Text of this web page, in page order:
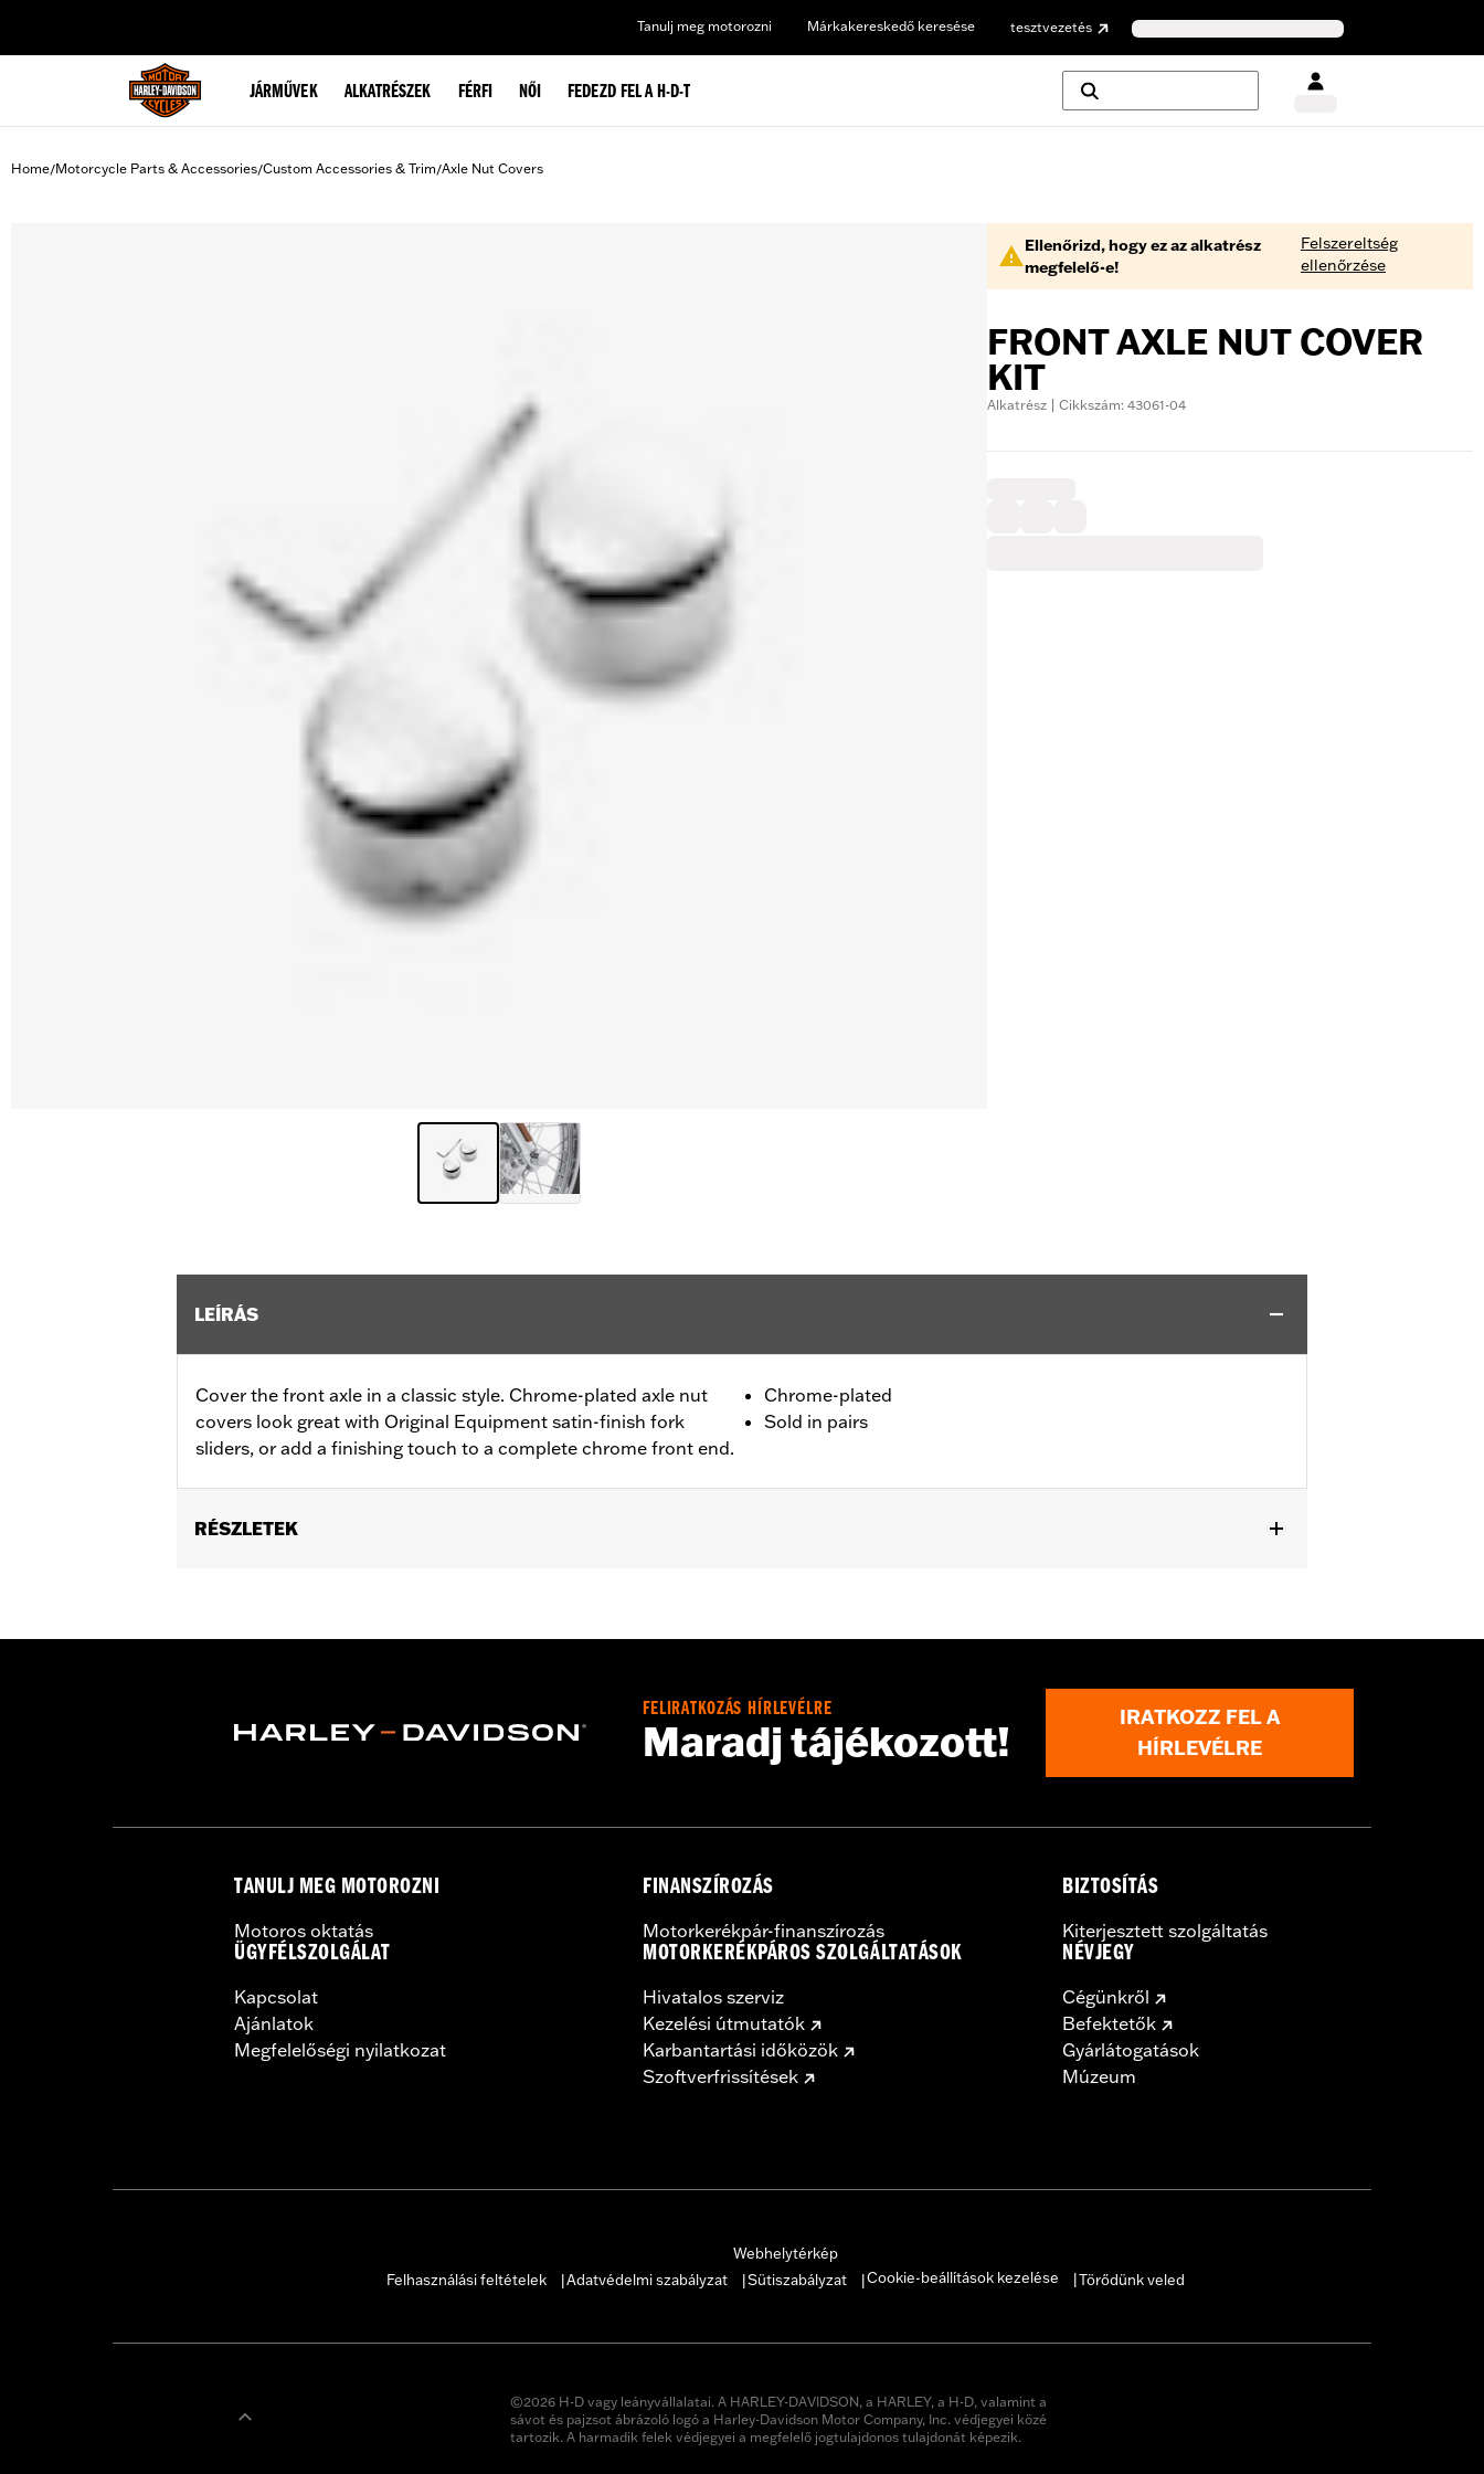
Tanulj meg motorozni Márkakereskedő keresése tesztvezetés
JÁRMŰVEK ALKATRÉSZEK FÉRFI NŐI FEDEZD FEL A H-D-T
Home/Motorcycle Parts & Accessories/Custom Accessories & Trim/Axle Nut Covers
Ellenőrizd, hogy ez az alkatrész
megfelelő-e!
Felszereltség
ellenőrzése
FRONT AXLE NUT COVER
KIT
Alkatrész | Cikkszám: 43061-04
LEÍRÁS
Cover the front axle in a classic style. Chrome-plated axle nut
covers look great with Original Equipment satin-finish fork
sliders, or add a finishing touch to a complete chrome front end.
Chrome-plated
Sold in pairs
RÉSZLETEK
Material:Billet
FELIRATKOZÁS HÍRLEVÉLRE
Maradj tájékozott!
IRATKOZZ FEL A
HÍRLEVÉLRE
TANULJ MEG MOTOROZNI
Motoros oktatás
ÜGYFÉLSZOLGÁLAT
Kapcsolat
Ajánlatok
Megfelelőségi nyilatkozat
FINANSZÍROZÁS
Motorkerékpár-finanszírozás
MOTORKERÉKPÁROS SZOLGÁLTATÁSOK
Hivatalos szerviz
Kezelési útmutatók
Karbantartási időközök
Szoftverfrissítések
BIZTOSÍTÁS
Kiterjesztett szolgáltatás
NÉVJEGY
Cégünkről
Befektetők
Gyárlátogatások
Múzeum
Webhelytérkép
Felhasználási feltételek
Adatvédelmi szabályzat Sütiszabályzat Cookie-beállítások kezelése Törődünk veled
©2026 H-D vagy leányvállalatai. A HARLEY-DAVIDSON, a HARLEY, a H-D, valamint a
sávot és pajzsot ábrázoló logó a Harley-Davidson Motor Company, Inc. védjegyei közé
tartozik. A harmadik felek védjegyei a megfelelő jogtulajdonos tulajdonát képezik.